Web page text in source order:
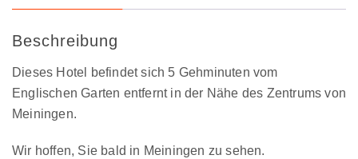
Beschreibung
Dieses Hotel befindet sich 5 Gehminuten vom
Englischen Garten entfernt in der Nähe des Zentrums von
Meiningen.
Wir hoffen, Sie bald in Meiningen zu sehen.